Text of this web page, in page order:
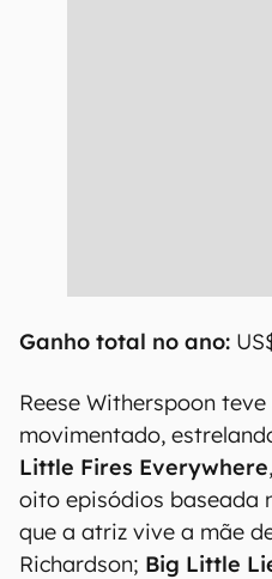
Ganho total no ano:
Reese Witherspoon
movimentado,
Little Fires Everywhere
oito episódios baseada
que a atriz vive a mãe
Richardson; Big Little